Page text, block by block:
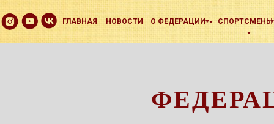
ГЛАВНАЯ СПОРТСМЕНЫ
О ФЕДЕРАЦИИ
НОВОСТИ